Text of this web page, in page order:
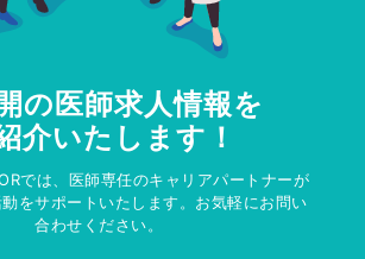
の医師求人情報を
介いたします！
では、医師専任のキャリアパートナーが
をサポートいたします。お気軽にお問い
合わせください。